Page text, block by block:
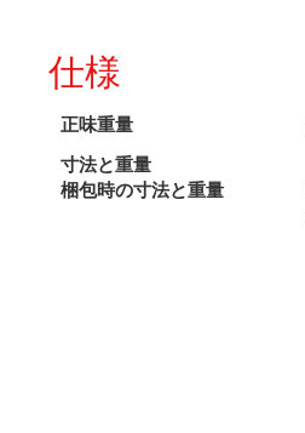
仕様
正味重量
寸法と重量
梱包時の寸法と重量